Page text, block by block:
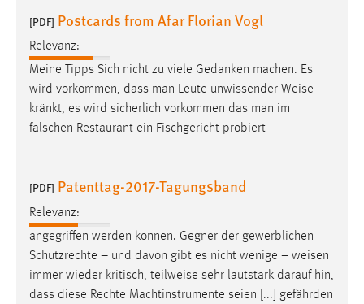
[PDF] Postcards from Afar Florian Vogl
Relevanz:
Meine Tipps Sich nicht zu viele Gedanken machen. Es
wird vorkommen, dass man Leute unwissender Weise
kränkt, es wird sicherlich vorkommen das man im
falschen Restaurant ein Fischgericht probiert
[PDF] Patenttag-2017-Tagungsband
Relevanz:
angegriffen werden können. Gegner der gewerblichen
Schutzrechte – und davon gibt es nicht wenige – weisen
immer wieder kritisch, teilweise sehr lautstark darauf hin,
dass diese Rechte Machtinstrumente seien [...] gefährden